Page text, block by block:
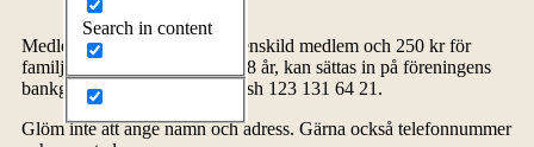
Search in content
Medlemsavgiften, 150 kr för enskild medlem och 250 kr för
familj inklusive barn upp till 18 år, kan sättas in på föreningens
bankgiro 5278-4576 eller Swish 123 131 64 21.
Glöm inte att ange namn och adress. Gärna också telefonnummer